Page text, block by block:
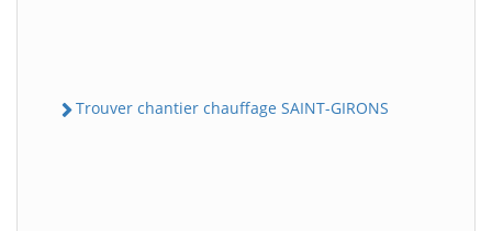
Trouver chantier chauffage SAINT-GIRONS